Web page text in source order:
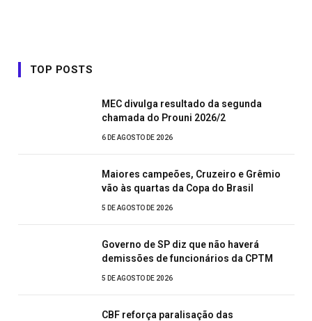
TOP POSTS
MEC divulga resultado da segunda
chamada do Prouni 2026/2
6 DE AGOSTO DE 2026
Maiores campeões, Cruzeiro e Grêmio
vão às quartas da Copa do Brasil
5 DE AGOSTO DE 2026
Governo de SP diz que não haverá
demissões de funcionários da CPTM
5 DE AGOSTO DE 2026
CBF reforça paralisação das